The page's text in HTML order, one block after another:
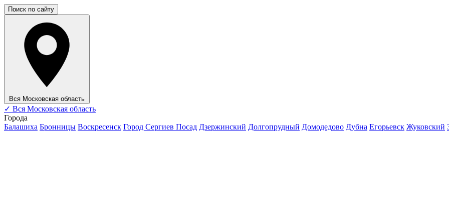
Поиск по сайту
Вся Московская область
✓ Вся Московская область
Города
Балашиха Бронницы Воскресенск Город Сергиев Посад Дзержинский Долгопрудный Домодедово Дубна Егорьевск Жуковский